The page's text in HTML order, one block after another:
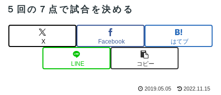
５回の７点で試合を決める
X Facebook はてブ
LINE コピー
2019.05.05 2022.11.15